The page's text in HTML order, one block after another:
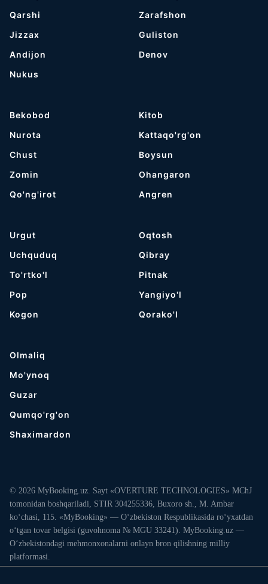
Qarshi
Jizzax
Andijon
Nukus
Zarafshon
Guliston
Denov
Bekobod
Nurota
Chust
Zomin
Qo'ng'irot
Kitob
Kattaqo'rg'on
Boysun
Ohangaron
Angren
Urgut
Uchquduq
To'rtko'l
Pop
Kogon
Oqtosh
Qibray
Pitnak
Yangiyo'l
Qorako'l
Olmaliq
Mo'ynoq
Guzar
Qumqo'rg'on
Shaximardon
© 2026 MyBooking.uz. Sayt «OVERTURE TECHNOLOGIES» MChJ
tomonidan boshqariladi, STIR 304255336, Buxoro sh., M. Ambar
ko‘chasi, 115. «MyBooking» — O‘zbekiston Respublikasida ro‘yxatdan
o‘tgan tovar belgisi (guvohnoma № MGU 33241). MyBooking.uz —
O‘zbekistondagi mehmonxonalarni onlayn bron qilishning milliy
platformasi.